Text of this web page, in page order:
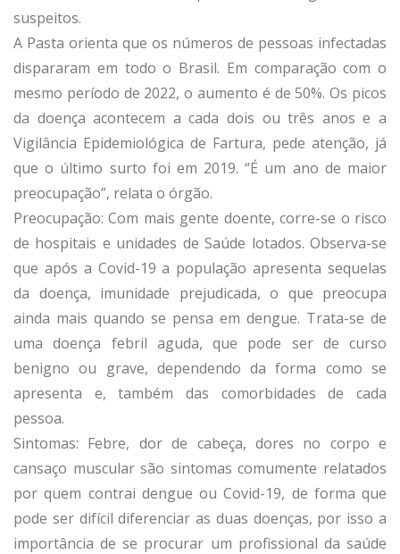
suspeitos.
A Pasta orienta que os números de pessoas infectadas
dispararam em todo o Brasil. Em comparação com o
mesmo período de 2022, o aumento é de 50%. Os picos
da doença acontecem a cada dois ou três anos e a
Vigilância Epidemiológica de Fartura, pede atenção, já
que o último surto foi em 2019. “É um ano de maior
preocupação”, relata o órgão.
Preocupação: Com mais gente doente, corre-se o risco
de hospitais e unidades de Saúde lotados. Observa-se
que após a Covid-19 a população apresenta sequelas
da doença, imunidade prejudicada, o que preocupa
ainda mais quando se pensa em dengue. Trata-se de
uma doença febril aguda, que pode ser de curso
benigno ou grave, dependendo da forma como se
apresenta e, também das comorbidades de cada
pessoa.
Sintomas: Febre, dor de cabeça, dores no corpo e
cansaço muscular são sintomas comumente relatados
por quem contrai dengue ou Covid-19, de forma que
pode ser difícil diferenciar as duas doenças, por isso a
importância de se procurar um profissional da saúde